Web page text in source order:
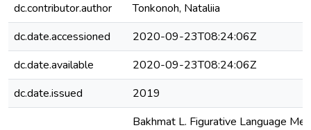
dc.contributor.author
Tonkonoh, Nataliia
dc.date.accessioned
2020-09-23T08:24:06Z
dc.date.available
2020-09-23T08:24:06Z
dc.date.issued
2019
Bakhmat L. Figurative Language